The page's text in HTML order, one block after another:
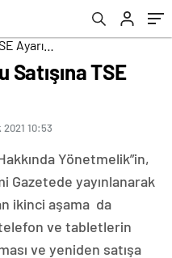
TSE
2021 10:53
Yönetmelik”in,
Gazetede yayınlanarak
ikinci aşama da
telefon ve tabletlerin
ve yeniden satışa